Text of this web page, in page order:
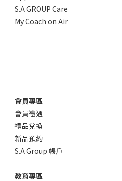
S.A GROUP Care
My Coach on Air
會員專區
會員禮遇
禮品兌換
新品預約
S.A Group 帳戶
教育專區